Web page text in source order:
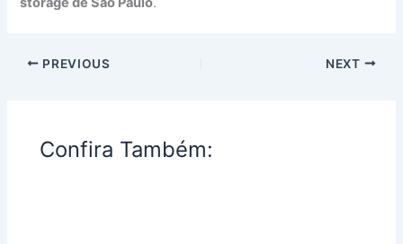
PREVIOUS NEXT
Confira Também: